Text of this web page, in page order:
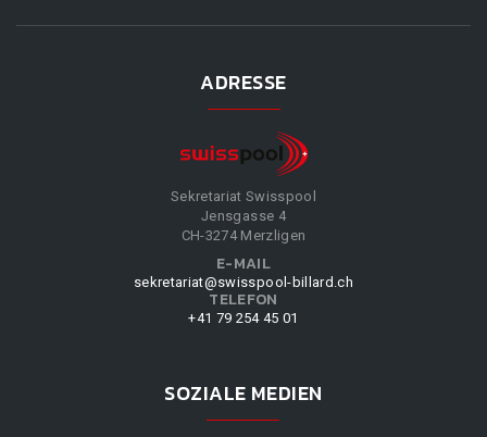
ADRESSE
Sekretariat Swisspool
Jensgasse 4
CH-3274 Merzligen
E-MAIL
sekretariat@swisspool-billard.ch
TELEFON
+41 79 254 45 01
SOZIALE MEDIEN